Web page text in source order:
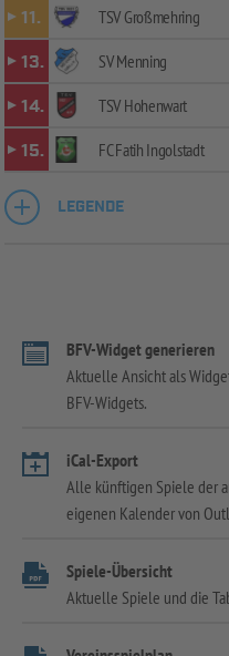
11.
TSV Großmehring
13.
SV Menning
14.
TSV Hohenwart
15.
FC Fatih Ingolstadt
LEGENDE
BFV-Widget generieren
Aktuelle Ansicht als
BFV-Widgets.
iCal-Export
Alle künftigen Spiele der
eigenen Kalender von
Spiele-Übersicht
Aktuelle Spiele und die